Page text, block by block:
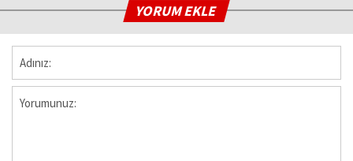
YORUM EKLE